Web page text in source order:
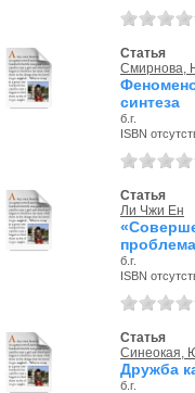
Статья
Смирнова,
синтеза
б.г.
ISBN
Статья
Ли Чжи Ен
б.г.
ISBN
Статья
Синеокая,
Дружба
б.г.